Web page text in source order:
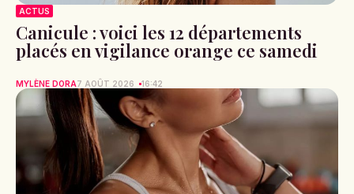
ACTUS
Canicule : voici les 12 départements
placés en vigilance orange ce samedi
MYLÈNE DORA7 AOÛT 2026 16:42